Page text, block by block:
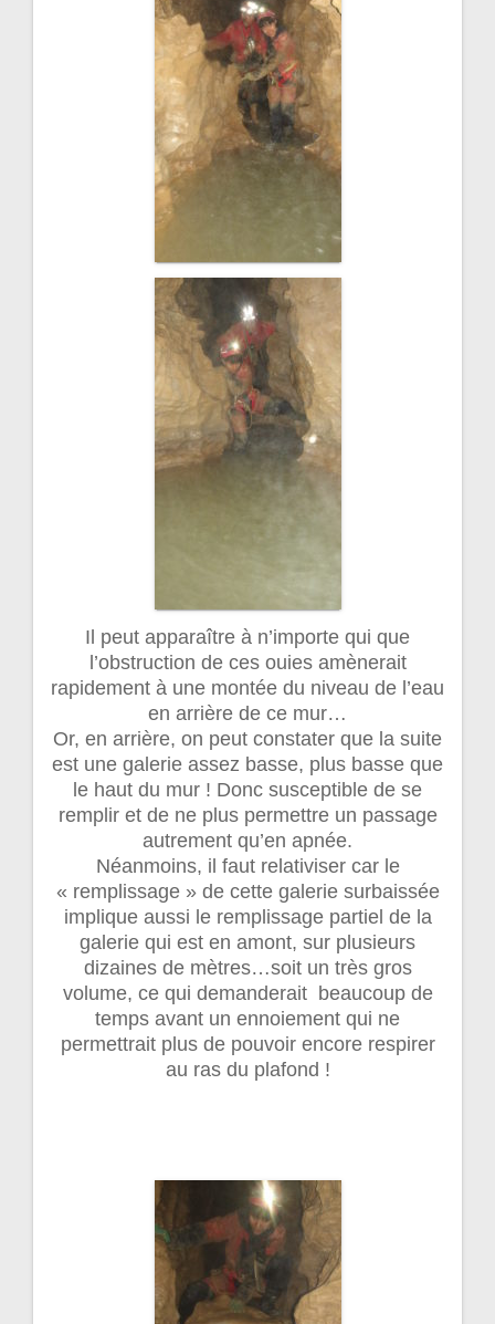
Il peut apparaître à n’importe qui que
l’obstruction de ces ouies amènerait
rapidement à une montée du niveau de l’eau
en arrière de ce mur…
Or, en arrière, on peut constater que la suite
est une galerie assez basse, plus basse que
le haut du mur ! Donc susceptible de se
remplir et de ne plus permettre un passage
autrement qu’en apnée.
Néanmoins, il faut relativiser car le
« remplissage » de cette galerie surbaissée
implique aussi le remplissage partiel de la
galerie qui est en amont, sur plusieurs
dizaines de mètres…soit un très gros
volume, ce qui demanderait beaucoup de
temps avant un ennoiement qui ne
permettrait plus de pouvoir encore respirer
au ras du plafond !